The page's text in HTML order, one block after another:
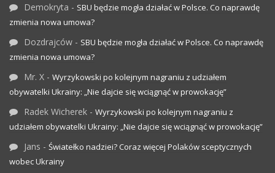
Demokryta - SBU będzie mogła działać w Polsce. Co naprawdę
zmienia nowa umowa?
Dozdrajców - SBU będzie mogła działać w Polsce. Co naprawdę
zmienia nowa umowa?
Mr. X - Wyrzykowski po kolejnym nagraniu z udziałem
obywatelki Ukrainy: „Nie dajcie się wciągnąć w prowokację”
Radek Wicherek - Wyrzykowski po kolejnym nagraniu z
udziałem obywatelki Ukrainy: „Nie dajcie się wciągnąć w prowokację”
Jans - Światełko nadziei? Coraz więcej Polaków sceptycznych
wobec Ukrainy